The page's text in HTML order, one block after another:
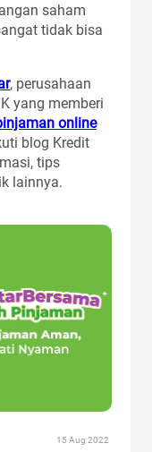
saham
tidak bisa
, perusahaan
yang memberi
online
blog Kredit
tips
lainnya.
15 Aug 2022